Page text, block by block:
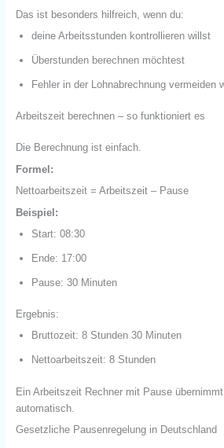
Das ist besonders hilfreich, wenn du:
deine Arbeitsstunden kontrollieren willst
Überstunden berechnen möchtest
Fehler in der Lohnabrechnung vermeiden
Arbeitszeit berechnen – so funktioniert es
Die Berechnung ist einfach.
Formel:
Nettoarbeitszeit = Arbeitszeit – Pause
Beispiel:
Start: 08:30
Ende: 17:00
Pause: 30 Minuten
Ergebnis:
Bruttozeit: 8 Stunden 30 Minuten
Nettoarbeitszeit: 8 Stunden
Ein Arbeitszeit Rechner mit Pause
automatisch.
Gesetzliche Pausenregelung in Deutschland